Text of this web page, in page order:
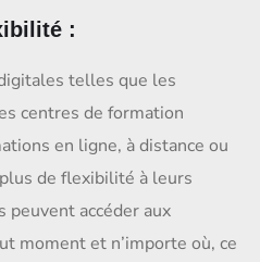
:
telles que les
centres de formation
en ligne, à distance ou
de flexibilité à leurs
peuvent accéder aux
moment et n’importe où, ce